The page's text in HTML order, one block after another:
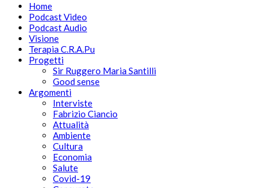
Home
Podcast Video
Podcast Audio
Visione
Terapia C.R.A.Pu
Progetti
Sir Ruggero Maria Santilli
Good sense
Argomenti
Interviste
Fabrizio Ciancio
Attualità
Ambiente
Cultura
Economia
Salute
Covid-19